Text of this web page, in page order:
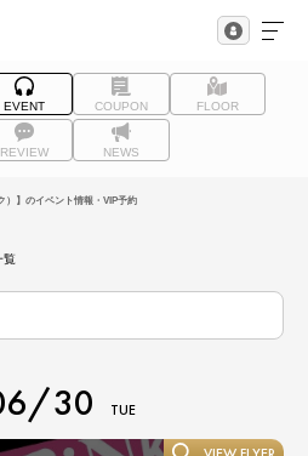
EVENT COUPON FLOOR
REVIEW NEWS
）】のイベント情報・VIP予約
覧
30 TUE